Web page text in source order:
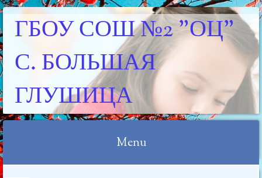
ГБОУ СОШ №2 "ОЦ"
С. БОЛЬШАЯ
ГЛУШИЦА
Menu